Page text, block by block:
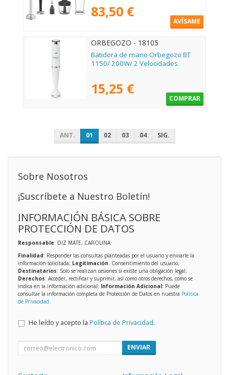
y Vaso Medidor
83,50 €
AVÍSAME
ORBEGOZO - 18105
Batidora de mano Orbegozo BT
1150/ 200W/ 2 Velocidades
15,25 €
COMPRAR
ANT. 01 02 03 04 SIG.
Sobre Nosotros
¡Suscríbete a Nuestro Boletín!
INFORMACIÓN BÁSICA SOBRE
PROTECCIÓN DE DATOS
Responsable: DIZ MATE, CAROLINA
Finalidad: Responder las consultas planteadas por el usuario y enviarle la
información solicitada; Legitimación: Consentimiento del usuario;
Destinatarios: Solo se realizan cesiones si existe una obligación legal;
Derechos: Acceder, rectificar y suprimir, así como otros derechos, como se
indica en la información adicional; Información Adicional: Puede
consultar la información completa de Protección de Datos en nuestra Política
de Privacidad.
He leído y acepto la Política de Privacidad.
ENVIAR